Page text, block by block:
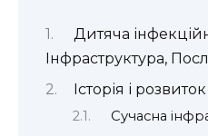
Дитяча
Інфраструктура,
Історія і розвиток
Сучасна